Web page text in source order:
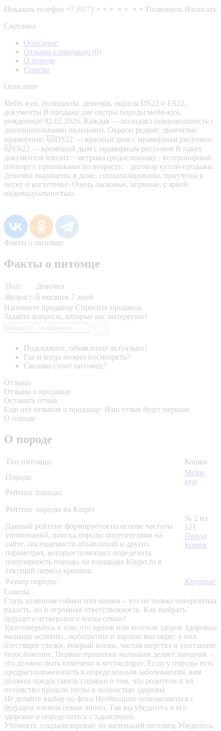
Показать телефон +7 (917) ⚬⚬⚬ ⚬⚬ ⚬⚬ Позвонить Написать
Светлана
Описание
Отзывы о продавце (0)
О породе
Советы
Описание
Мейн-кун, полидакты, девочки, окрасы DS22 и ES22,
документы В продаже две сестры породы мейн-кун,
рождённые 02.02.2026. Каждая — полидакт (широколапость с
дополнительными пальцами). Окрасы редкие, дымчатые
мраморные: 🐱DS22 — красный дым с мраморным рисунком
🐱ES22 — кремовый дым с мраморным рисунком В пакет
документов входит: · метрика (родословная); · ветеринарный
паспорт с прививками по возрасту; · договор купли-продажи.
Девочки выращены в доме, социализированы, приучены к
лотку и когтеточке. Очень ласковые, игривые, с яркой
индивидуальностью.
Факты о питомце
Факты о питомце
Пол:
Девочка
Возраст: 6 месяцев 7 дней
Напишите продавцу Спросите продавца
Задайте вопросы, которые вас интересуют
Подскажите, объявление актуально?
Где и когда можно посмотреть?
Сколько стоит питомец?
Отзывы
Отзывы о продавце
Оставить отзыв
Еще нет отзывов о продавце. Ваш отзыв будет первым.
О породе
О породе
Тип питомца:
Кошки
Порода:
Мейн-
кун
Рейтинг породы:
Рейтинг породы на Kinpet
Данный рейтинг формируется на основе частоты
упоминаний, поиска породы посетителями на
сайте, посещаемости объявлений и других
параметрах, которые помогают определить
популярность породы на площадке Kinpet.ru в
текущий период времени.
№ 2 из
121
Пород
Кошек
Размер породы:
Крупные
Советы
Стать хозяином собаки или кошки – это не только невероятная
радость, но и огромная ответственность. Как выбрать
будущего четвероного члена семьи?
Удостоверьтесь в том, что щенок или котенок здоров Здоровые
малыши активны, любопытны и хорошо выглядят: у них
блестящие глазки, мокрый носик, чистая шерстка и упитанное
телосложение. Первые прививки малышам делает заводчик –
это должно быть отмечено в ветпаспорте. Если у породы есть
предрасположенность к определенным заболеваниям, вам
должны предоставить справки о том, что родители и их
потомство прошли тесты и полностью здоровы.
Не делайте выбор по фото Необходимо познакомиться с
будущим членом семьи лично. Так вы убедитесь в его
здоровье и определитесь с характером.
Уточните, социализирован ли маленький питомец Убедитесь,